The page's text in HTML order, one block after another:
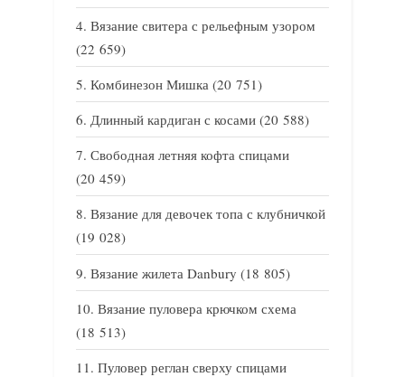
Вязание свитера с рельефным узором
(22 659)
Комбинезон Мишка (20 751)
Длинный кардиган с косами (20 588)
Свободная летняя кофта спицами
(20 459)
Вязание для девочек топа с клубничкой
(19 028)
Вязание жилета Danbury (18 805)
Вязание пуловера крючком схема
(18 513)
Пуловер реглан сверху спицами